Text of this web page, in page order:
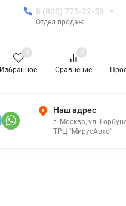
8 (800) 775-22-59
Отдел продаж
Избранное
0
Сравнение
0
Наш адрес
г. Москва, ул.
ТРЦ "МирусАвто"